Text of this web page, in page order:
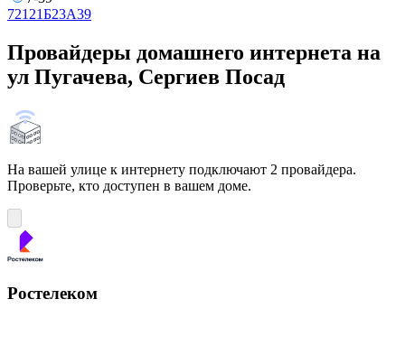
721 21Б23А39
Провайдеры домашнего интернета на
ул Пугачева, Сергиев Посад
На вашей улице к интернету подключают 2 провайдера.
Проверьте, кто доступен в вашем доме.
Ростелеком